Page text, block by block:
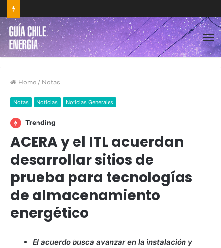
Home / Notas
Notas Noticias Noticias Generales
Trending
ACERA y el ITL acuerdan
desarrollar sitios de
prueba para tecnologías
de almacenamiento
energético
El acuerdo busca avanzar en la instalación y